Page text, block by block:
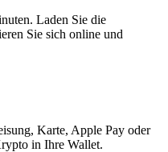
Laden Sie die
Sie sich online und
Karte, Apple Pay oder
in Ihre Wallet.